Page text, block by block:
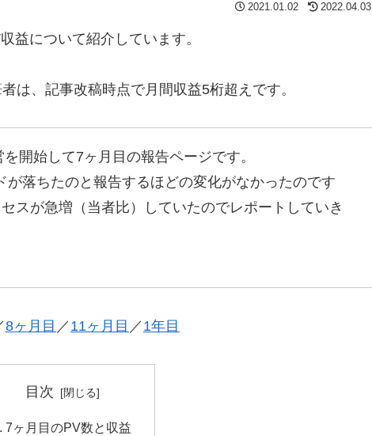
2021.01.02 2022.04.03
益について紹介しています。
は、記事改稿時点で月間収益5桁超えです。
開始して7ヶ月目の報告ページです。
が落ちたのと報告するほどの変化がなかったのです
スが急増（当者比）していたのでレポートしていき
8ヶ月目 ／ 11ヶ月目 ／ 1年目
目次
7ヶ月目のPV数と収益